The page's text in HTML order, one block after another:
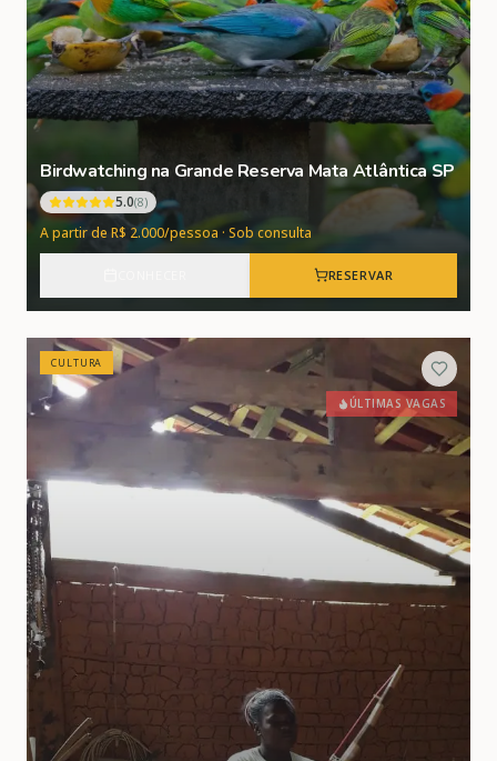
Birdwatching na Grande Reserva Mata Atlântica SP
5.0(8)
A partir de R$ 2.000/pessoa · Sob consulta
RESERVAR
CULTURA
ÚLTIMAS VAGAS